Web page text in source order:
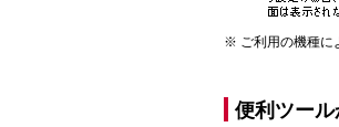
ご利用の機種に
便利ツー